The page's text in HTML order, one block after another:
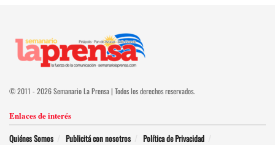
© 2011 - 2026 Semanario La Prensa | Todos los derechos reservados.
Enlaces de interés
Quiénes Somos Publicitá con nosotros Política de Privacidad